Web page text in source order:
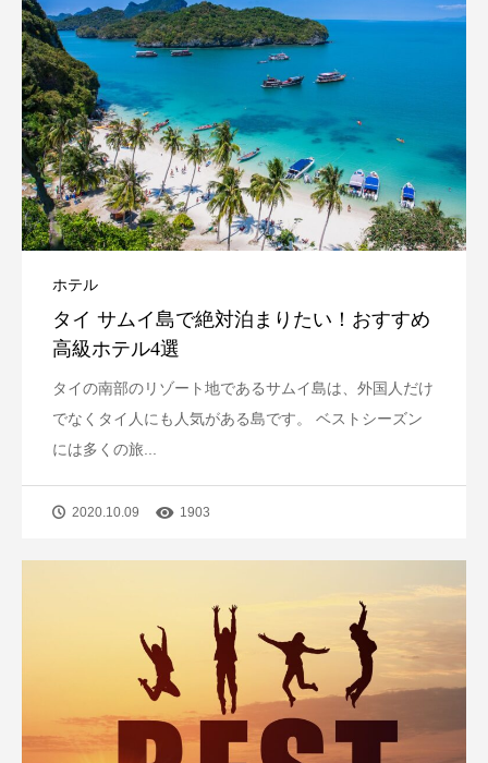
ホテル
タイ サムイ島で絶対泊まりたい！おすすめ
高級ホテル4選
タイの南部のリゾート地であるサムイ島は、外国人だけ
でなくタイ人にも人気がある島です。 ベストシーズン
には多くの旅...
2020.10.09 1903